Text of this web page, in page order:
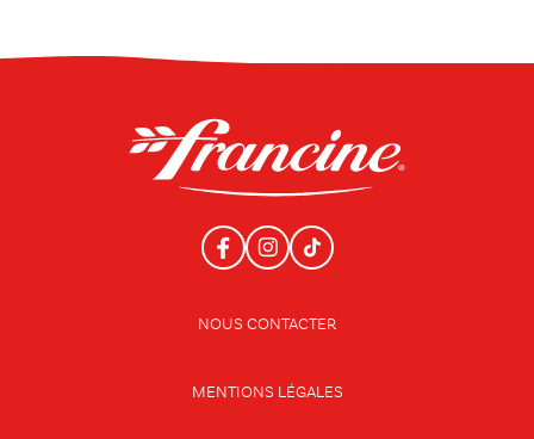
NOUS CONTACTER
MENTIONS LÉGALES